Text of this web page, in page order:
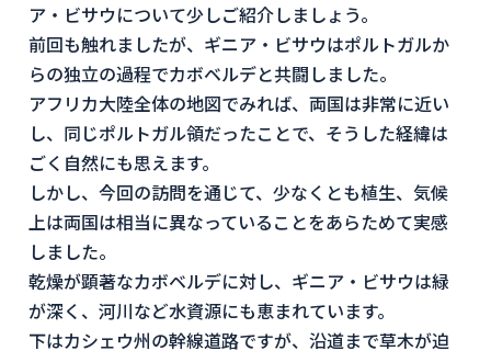
ア・ビサウについて少しご紹介しましょう。
前回も触れましたが、ギニア・ビサウはポルトガルか
らの独立の過程でカボベルデと共闘しました。
アフリカ大陸全体の地図でみれば、両国は非常に近い
し、同じポルトガル領だったことで、そうした経緯は
ごく自然にも思えます。
しかし、今回の訪問を通じて、少なくとも植生、気候
上は両国は相当に異なっていることをあらためて実感
しました。
乾燥が顕著なカボベルデに対し、ギニア・ビサウは緑
が深く、河川など水資源にも恵まれています。
下はカシェウ州の幹線道路ですが、沿道まで草木が迫